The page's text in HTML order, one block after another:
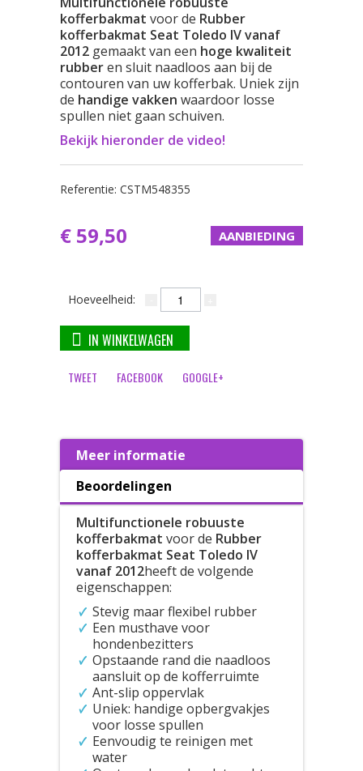
kofferbakmat voor de Rubber
kofferbakmat Seat Toledo IV vanaf
2012 gemaakt van een hoge kwaliteit
rubberen sluit naadloos aan bij de
contouren van uw kofferbak. Uniek zijn
de handige vakken waardoor losse
spullen niet gaan schuiven.
Bekijk hieronder de video!
Referentie: CSTM548355
€ 59,50 AANBIEDING
Hoeveelheid:
IN WINKELWAGEN
TWEET FACEBOOK GOOGLE+
Meer informatie
Beoordelingen
Multifunctionele robuuste
kofferbakmat voor de Rubber
kofferbakmat Seat Toledo IV
vanaf 2012heeft de volgende
eigenschappen:
Stevig maar flexibel rubber
Een musthave voor
hondenbezitters
Opstaande rand die naadloos
aansluit op de kofferruimte
Ant-slip oppervlak
Uniek: handige opbergvakjes
voor losse spullen
Eenvoudig te reinigen met
water